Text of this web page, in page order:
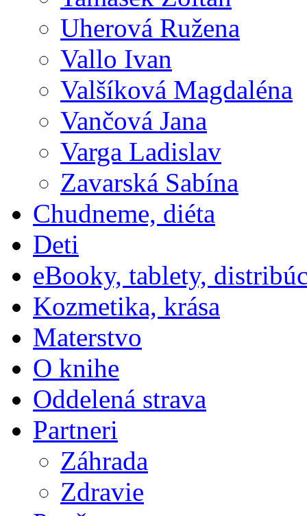
Uherová Ružena
Vallo Ivan
Valšíková Magdaléna
Vančová Jana
Varga Ladislav
Zavarská Sabína
Chudneme, diéta
Deti
eBooky, tablety,
Kozmetika, krása
Materstvo
O knihe
Oddelená strava
Partneri
Záhrada
Zdravie